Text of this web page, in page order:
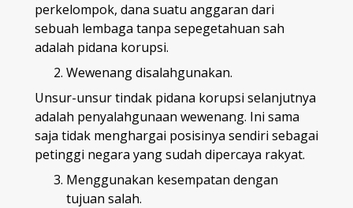
perkelompok, dana suatu anggaran dari
sebuah lembaga tanpa sepegetahuan sah
adalah pidana korupsi.
Wewenang disalahgunakan.
Unsur-unsur tindak pidana korupsi selanjutnya
adalah penyalahgunaan wewenang. Ini sama
saja tidak menghargai posisinya sendiri sebagai
petinggi negara yang sudah dipercaya rakyat.
Menggunakan kesempatan dengan
tujuan salah.